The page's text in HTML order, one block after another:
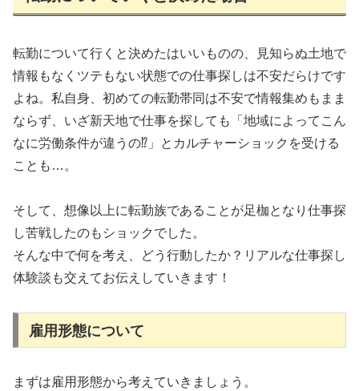
転勤について行くと決めたはいいものの、見知らぬ土地で
情報もなくツテもない状態での仕事探しは不安だらけです
よね。私自身、初めての転勤帯同は不安で情報集めもまま
ならず、いざ新天地で仕事を探しても「地域によってこん
なに労働条件が違うの⁉」とカルチャーショックを受ける
ことも…。
そして、想像以上に転勤族であることが足枷となり仕事探
し苦戦したのもショックでした。
そんな中で何を考え、どう行動したか？リアルな仕事探し
体験談も交えてお伝えしていきます！
雇用形態について
まずは雇用形態から考えていきましょう。